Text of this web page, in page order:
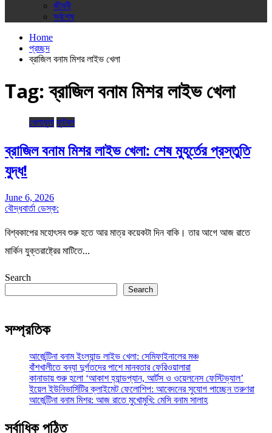
জীবনী
সর্বশেষ
Home
প্রচ্ছদ
ব্রাজিল বনাম মিশর লাইভ খেলা
Tag:ব্রাজিল বনাম মিশর লাইভ খেলা
খেলাধুলা ফুটবল
ব্রাজিল বনাম মিশর লাইভ খেলা: শেষ মুহূর্তের প্রস্তুতি
যুদ্ধ!
June 6, 2026
বৌদ্ধবার্তা ডেস্ক:
বিশ্বকাপের মহোৎসব শুরু হতে আর মাত্র কয়েকটা দিন বাকি। তার আগে আজ রাতে
মার্কিন যুক্তরাষ্ট্রের মাটিতে…
Search
Search
সম্প্রতিক
আর্জেন্টিনা বনাম ইংল্যান্ড লাইভ খেলা: সেমিফাইনালের মঞ্চ
বাঁশখালীতে বন্যা দুর্গতদের পাশে মানবতার ফেরিওয়ালারা
কানাডায় শুরু হলো ‘আকাশ হ্যান্ডপ্যান, আর্টস ও ওয়েলনেস ফেস্টিভ্যাল’
ইয়েল ইউনিভার্সিটির ক্লাইমেট ফেলোশিপ: আবেদনের সুযোগ পাচ্ছেন তরুণরা
আর্জেন্টিনা বনাম মিশর: আজ রাতে মুখোমুখি: মেসি বনাম সালাহ
সর্বাধিক পঠিত